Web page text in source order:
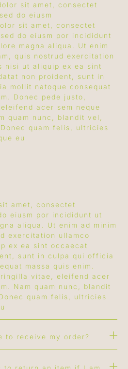
sit amet, consectet
do eiusm
sit amet, consectet
do eiusm por incididunt
magna aliqua. Ut enim
quis nostrud exercitation
nisi ut aliquip ex ea sint
non proident, sunt in
mollit natoque consequat
Donec pede justo,
acer sem neque
quam nunc, blandit vel,
quam felis, ultricies
eu
amet, consectet
eiusm por incididunt ut
aliqua. Ut enim ad minim
exercitation ullamco
ex ea sint occaecat
sunt in culpa qui officia
massa quis enim.
vitae, eleifend acer
Nam quam nunc, blandit
quam felis, ultricies
to receive my order?